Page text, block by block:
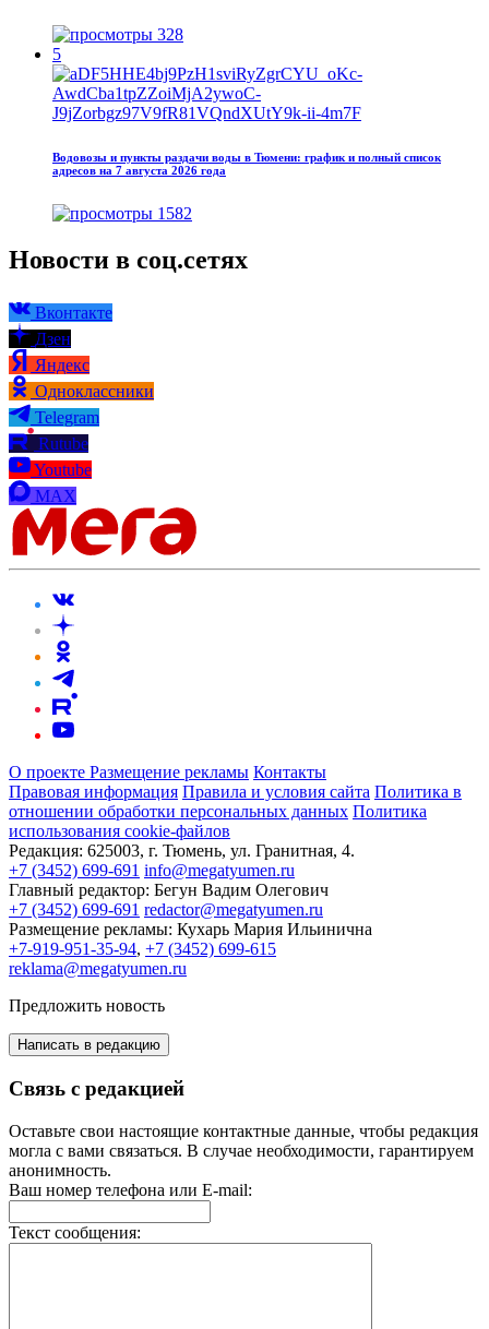
328
5
Водовозы и пункты раздачи воды в Тюмени: график и полный список
адресов на 7 августа 2026 года
1582
Новости в соц.сетях
Вконтакте
Дзен
Яндекс
Одноклассники
Telegram
Rutube
Youtube
MAX
О проекте Размещение рекламы Контакты
Правовая информация Правила и условия сайта Политика в
отношении обработки персональных данных Политика
использования cookie-файлов
Редакция: 625003, г. Тюмень, ул. Гранитная, 4.
+7 (3452) 699-691 info@megatyumen.ru
Главный редактор: Бегун Вадим Олегович
+7 (3452) 699-691 redactor@megatyumen.ru
Размещение рекламы: Кухарь Мария Ильинична
+7-919-951-35-94, +7 (3452) 699-615
reklama@megatyumen.ru
Предложить новость
Написать в редакцию
Связь с редакцией
Оставьте свои настоящие контактные данные, чтобы редакция
могла с вами связаться. В случае необходимости, гарантируем
анонимность.
Ваш номер телефона или E-mail:
Текст сообщения: